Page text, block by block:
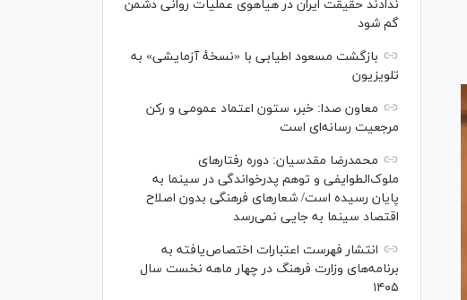
ندادند حقیقت ایران در هیاهوی عملیات روانی دشمن
گم شود
بازگشت مسعود اطیابی با «نسخهٔ آزمایشی» به
تلویزیون
معاون صدا: خبر، ستون اعتماد عمومی و رکن
مرجعیت رسانه‌ای است
محمدرضا مقدسیان: دوره رفتارهای
ملوک‌الطوایفی و توهم پدرخواندگی در سینما به
پایان رسیده است/ شعارهای فرهنگی بدون اصلاح
اقتصاد سینما به جایی نمی‌رسد
انتشار فهرست اعتبارات اختصاص‌یافته به
برنامه‌های وزارت فرهنگ در چهار ماهه نخست سال
۱۴۰۵